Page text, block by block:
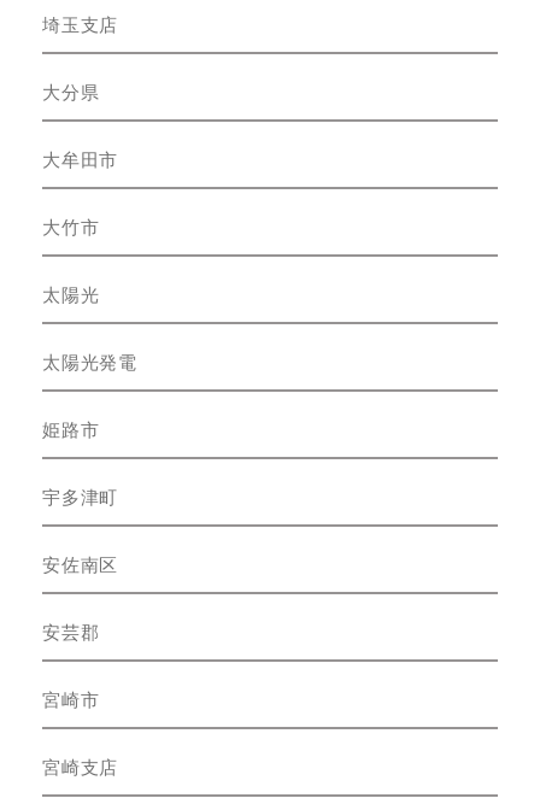
埼玉支店
大分県
大牟田市
大竹市
太陽光
太陽光発電
姫路市
宇多津町
安佐南区
安芸郡
宮崎市
宮崎支店